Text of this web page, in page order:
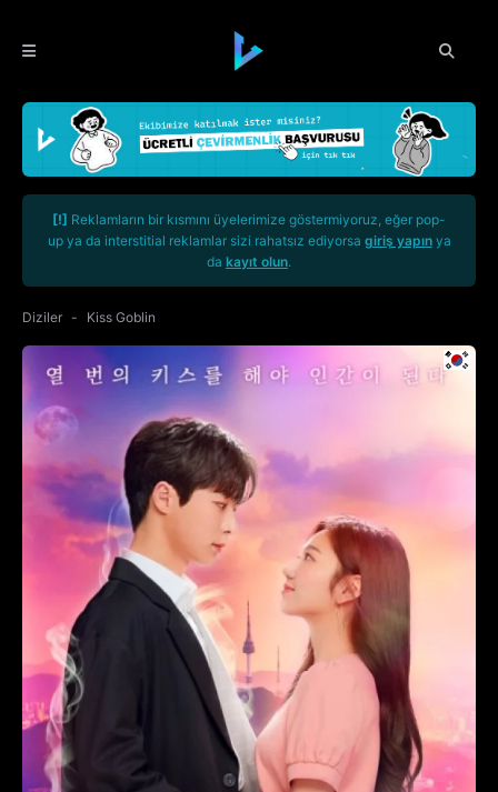
[!] Reklamların bir kısmını üyelerimize göstermiyoruz, eğer pop-
up ya da interstitial reklamlar sizi rahatsız ediyorsa giriş yapınya
da kayıt olun.
Diziler Kiss Goblin